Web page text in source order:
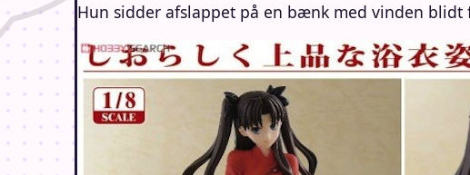
Hun sidder afslappet på en bænk med vinden blidt